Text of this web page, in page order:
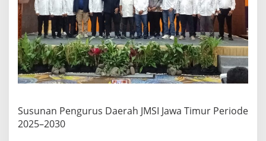
Susunan Pengurus Daerah JMSI Jawa Timur Periode
2025–2030